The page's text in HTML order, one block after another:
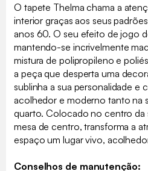
O tapete Thelma chama a
interior graças aos seus
anos 60. O seu efeito de jogo
mantendo-se incrivelmente
mistura de polipropileno e
a peça que desperta uma
sublinha a sua personalidade e
acolhedor e moderno tanto na
quarto. Colocado no centro da
mesa de centro, transforma a
espaço um lugar vivo,
Conselhos de manutenção: